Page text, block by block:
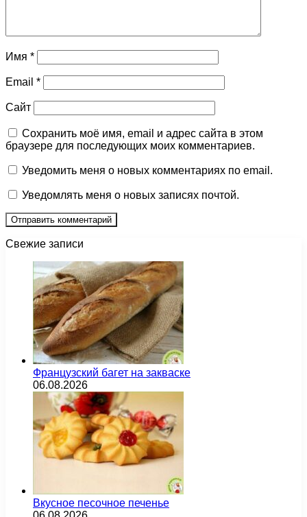
Имя *
Email *
Сайт
Сохранить моё имя, email и адрес сайта в этом
браузере для последующих моих комментариев.
Уведомить меня о новых комментариях по email.
Уведомлять меня о новых записях почтой.
Свежие записи
Французский багет на закваске
06.08.2026
Вкусное песочное печенье